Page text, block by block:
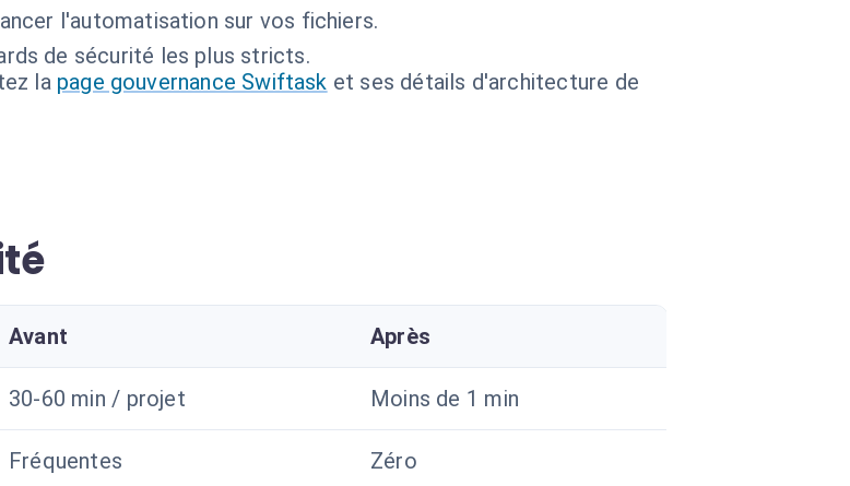
l'automatisation sur vos fichiers.
de sécurité les plus stricts.
la page gouvernance Swiftask et ses détails d'architecture de
Avant Après
30-60 min / projet Moins de 1 min
Fréquentes Zéro